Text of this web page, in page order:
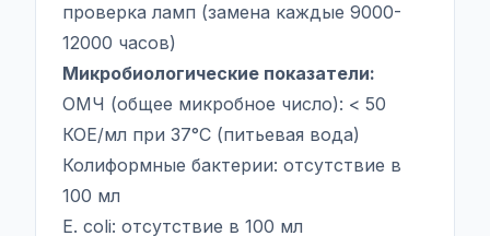
проверка ламп (замена каждые 9000-
12000 часов)
Микробиологические показатели:
ОМЧ (общее микробное число): < 50
КОЕ/мл при 37°C (питьевая вода)
Колиформные бактерии: отсутствие в
100 мл
E. coli: отсутствие в 100 мл